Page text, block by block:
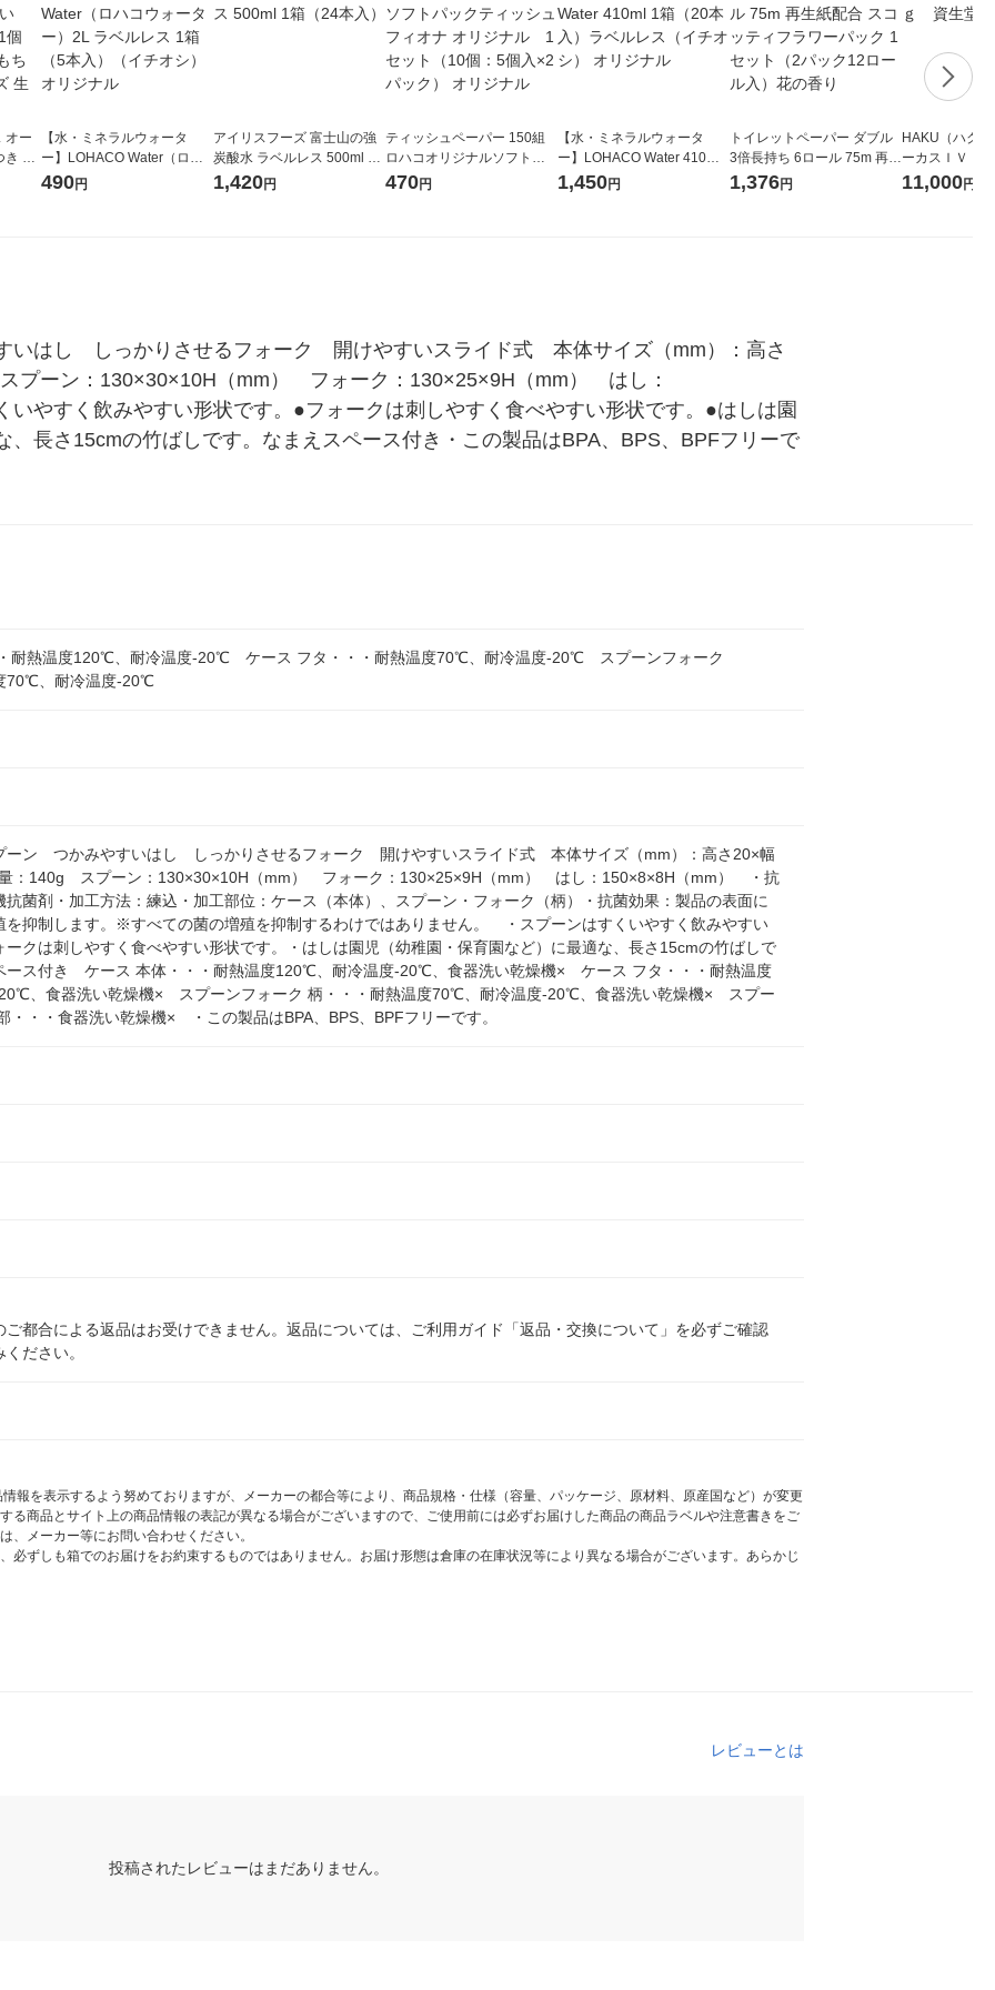
オー
き 21
【水・ミネラルウォータ
ー】LOHACO Water（ロハ
コウォーター）2L ラベルレ
490円
アイリスフーズ 富士山の強
炭酸水 ラベルレス 500ml 1
箱（24本入）
1,420円
ティッシュペーパー 150組
ロハコオリジナルソフトパ
ックティッシュ フィオナ オ
470円
【水・ミネラルウォータ
ー】LOHACO Water 410ml
1箱（20本入）ラベルレス
1,450円
トイレットペーパー ダブル
3倍長持ち 6ロール 75m 再生
紙配合 スコッティフラワー
1,376円
HAKU（ハク
ーカスＩＶ
堂 おまけ付き
11,000円
いはし　しっかりさせるフォーク　開けやすいスライド式　本体サイズ（mm）：高さ
プーン：130×30×10H（mm）　フォーク：130×25×9H（mm）　はし：
やすく飲みやすい形状です。●フォークは刺しやすく食べやすい形状です。●はしは園
、長さ15cmの竹ばしです。なまえスペース付き・この製品はBPA、BPS、BPFフリーで
耐熱温度120℃、耐冷温度-20℃ ケース フタ・・・耐熱温度70℃、耐冷温度-20℃ スプーンフォーク
70℃、耐冷温度-20℃
ーン つかみやすいはし しっかりさせるフォーク 開けやすいスライド式 本体サイズ（mm）：高さ20×幅
：140g スプーン：130×30×10H（mm） フォーク：130×25×9H（mm） はし：150×8×8H（mm） ・抗
抗菌剤・加工方法：練込・加工部位：ケース（本体）、スプーン・フォーク（柄）・抗菌効果：製品の表面に
を抑制します。※すべての菌の増殖を抑制するわけではありません。 ・スプーンはすくいやすく飲みやすい
ークは刺しやすく食べやすい形状です。・はしは園児（幼稚園・保育園など）に最適な、長さ15cmの竹ばしで
ス付き ケース 本体・・・耐熱温度120℃、耐冷温度-20℃、食器洗い乾燥機× ケース フタ・・・耐熱温度
、食器洗い乾燥機× スプーンフォーク 柄・・・耐熱温度70℃、耐冷温度-20℃、食器洗い乾燥機× スプー
・・・食器洗い乾燥機× ・この製品はBPA、BPS、BPFフリーです。
ご都合による返品はお受けできません。返品については、ご利用ガイド「返品・交換について」を必ずご確認
ださい。
報を表示するよう努めておりますが、メーカーの都合等により、商品規格・仕様（容量、パッケージ、原材料、原産国など）が変更
る商品とサイト上の商品情報の表記が異なる場合がございますので、ご使用前には必ずお届けした商品の商品ラベルや注意書きをご
、メーカー等にお問い合わせください。
必ずしも箱でのお届けをお約束するものではありません。お届け形態は倉庫の在庫状況等により異なる場合がございます。あらかじ
レビューとは
投稿されたレビューはまだありません。